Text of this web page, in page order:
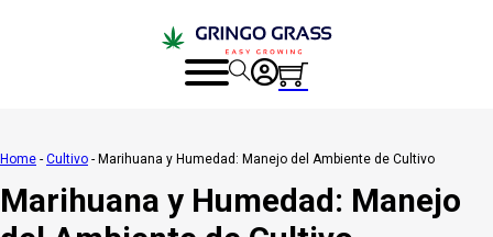
Home - Cultivo - Marihuana y Humedad: Manejo del Ambiente de Cultivo
Marihuana y Humedad: Manejo